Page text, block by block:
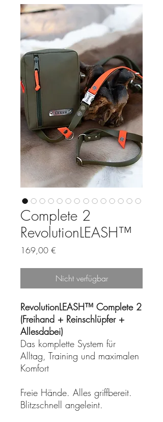
Complete 2
RevolutionLEASH™
169,00 €
Nicht verfügbar
RevolutionLEASH™ Complete 2
(Freihand + Reinschlüpfer +
Allesdabei)
Das komplette System für
Alltag, Training und maximalen
Komfort
Freie Hände. Alles griffbereit.
Blitzschnell angeleint.